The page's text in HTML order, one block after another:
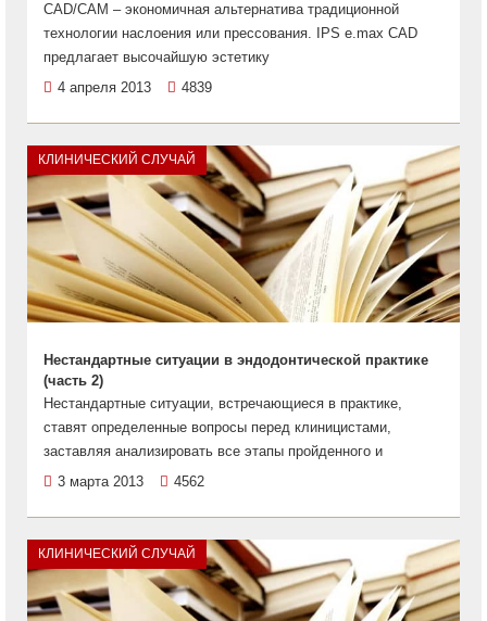
CAD/CAM – экономичная альтернатива традиционной
технологии наслоения или прессования. IPS e.max CAD
предлагает высочайшую эстетику
4 апреля 2013
4839
КЛИНИЧЕСКИЙ СЛУЧАЙ
Нестандартные ситуации в эндодонтической практике
(часть 2)
Нестандартные ситуации, встречающиеся в практике,
ставят определенные вопросы перед клиницистами,
заставляя анализировать все этапы пройденного и
3 марта 2013
4562
КЛИНИЧЕСКИЙ СЛУЧАЙ